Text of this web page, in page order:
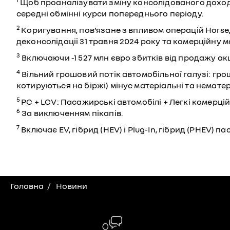
Щоб проаналізувати зміну консолідованого
середні обмінні курси попереднього періоду.
2 Коригування, пов’язане з впливом операцій Horse,
деконсолідації 31 травня 2024 року та комерційну
3 Включаючи -1 527 млн євро збитків від продажу
4 Вільний грошовий потік автомобільної галузі:
котируються на біржі) мінус матеріальні та
5 PC + LCV: Пасажирські автомобілі + Легкі
6 За виключенням пікапів.
7 Включає EV, гібрид (HEV) і Plug-In, гібрид (PHEV)
Головна Новини